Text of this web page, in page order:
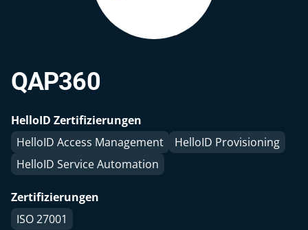
QAP360
HelloID Zertifizierungen
HelloID Access Management
HelloID Provisioning
HelloID Service Automation
Zertifizierungen
ISO 27001